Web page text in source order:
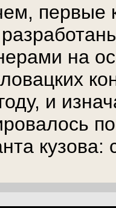
первые
на
и
кузова: